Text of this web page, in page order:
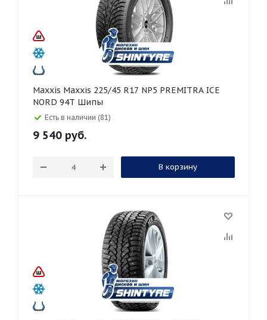
30 40 45 50
60 70 75
Maxxis Maxxis 225/45 R17 NP5 PREMITRA ICE
NORD 94T Шипы
Есть в наличии (81)
9 540 руб.
В корзину